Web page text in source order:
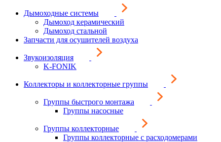
Дымоходные системы
Дымоход керамический
Дымоход стальной
Запчасти для осушителей воздуха
Звукоизоляция
K-FONIK
Коллекторы и коллекторные группы
Группы быстрого монтажа
Группы насосные
Группы коллекторные
Группы коллекторные с расходомерами